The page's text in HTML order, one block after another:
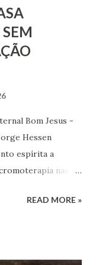
Bom Jesus -
Jorge Hessen
espírita a
nas
Plenitude .
READ MORE »